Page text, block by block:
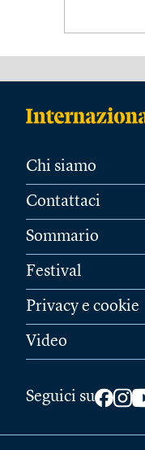
Chi siamo
Contattaci
Sommario
Festival
Privacy e cookie
Video
Seguici su